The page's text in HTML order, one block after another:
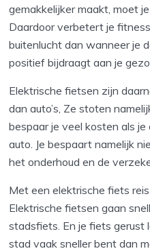
gemakkelijker maakt, moet
Daardoor verbetert je
buitenlucht dan wanneer je
positief bijdraagt aan je
Elektrische fietsen zijn
dan auto’s, Ze stoten
bespaar je veel kosten als
auto. Je bespaart namelijk
het onderhoud en de
Met een elektrische fiets
Elektrische fietsen gaan
stadsfiets. En je fiets gerust
stad vaak sneller bent dan